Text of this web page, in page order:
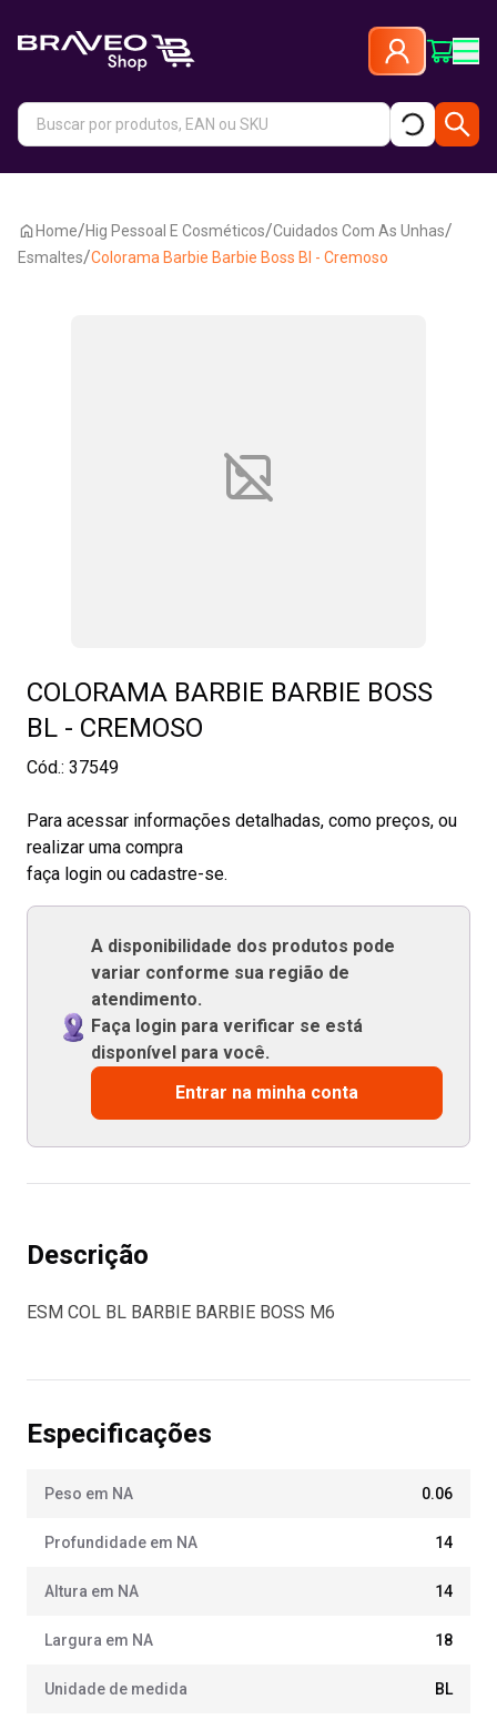
Home/Hig Pessoal E Cosméticos/Cuidados Com As Unhas/
Esmaltes/Colorama Barbie Barbie Boss Bl - Cremoso
COLORAMA BARBIE BARBIE BOSS
BL - CREMOSO
Cód.: 37549
Para acessar informações detalhadas, como preços, ou
realizar uma compra
faça login ou cadastre-se.
A disponibilidade dos produtos pode
variar conforme sua região de
atendimento.
Faça login para verificar se está
disponível para você.
Entrar na minha conta
Descrição
ESM COL BL BARBIE BARBIE BOSS M6
Especificações
Peso em NA 0.06
Profundidade em NA 14
Altura em NA 14
Largura em NA 18
Unidade de medida BL